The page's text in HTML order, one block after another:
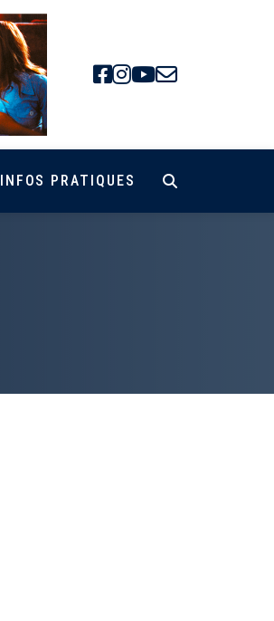
Facebook
Instagram
Youtube
INFOS PRATIQUES